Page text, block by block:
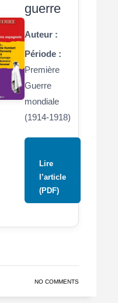
guerre
Auteur :
Période :
Première
Guerre
mondiale
(1914-1918)
Lire
l’article
(PDF)
NO COMMENTS